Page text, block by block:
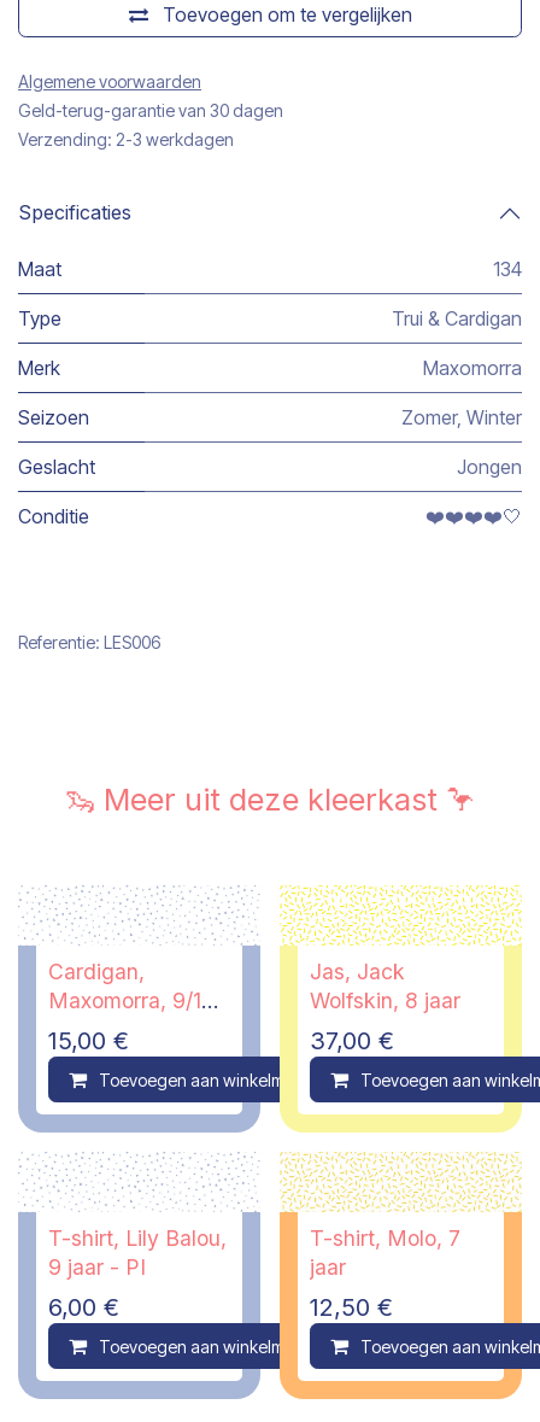
Toevoegen om te vergelijken
Algemene voorwaarden
Geld-terug-garantie van 30 dagen
Verzending: 2-3 werkdagen
Specificaties
Maat 134
Type Trui & Cardigan
Merk Maxomorra
Seizoen Zomer, Winter
Geslacht Jongen
Conditie ❤️❤️❤️❤️🤍
Referentie: LES006
🦦 Meer uit deze kleerkast 🦩
Cardigan,
Maxomorra, 9/10
jaar - PI
15,00 €
Toevoegen aan winkelmandje Compare
Jas, Jack
Wolfskin, 8 jaar
37,00 €
Toevoegen aan
T-shirt, Lily Balou,
9 jaar - PI
6,00 €
Toevoegen aan winkelmandje Compare
T-shirt, Molo, 7
jaar
12,50 €
Toevoegen aan